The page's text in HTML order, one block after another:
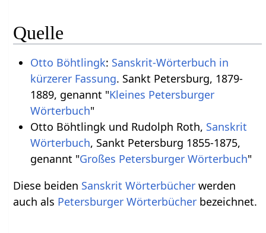
Quelle
Otto Böhtlingk: Sanskrit-Wörterbuch in
kürzerer Fassung. Sankt Petersburg, 1879-
1889, genannt "Kleines Petersburger
Wörterbuch"
Otto Böhtlingk und Rudolph Roth, Sanskrit
Wörterbuch, Sankt Petersburg 1855-1875,
genannt "Großes Petersburger Wörterbuch"
Diese beiden Sanskrit Wörterbücher werden
auch als Petersburger Wörterbücher bezeichnet.